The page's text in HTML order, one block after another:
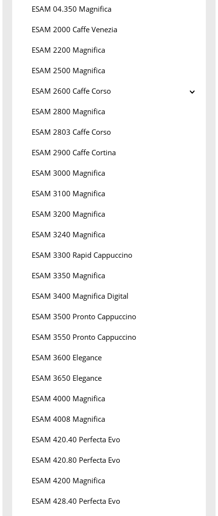
ESAM 04.350 Magnifica
ESAM 2000 Caffe Venezia
ESAM 2200 Magnifica
ESAM 2500 Magnifica
ESAM 2600 Caffe Corso
ESAM 2800 Magnifica
ESAM 2803 Caffe Corso
ESAM 2900 Caffe Cortina
ESAM 3000 Magnifica
ESAM 3100 Magnifica
ESAM 3200 Magnifica
ESAM 3240 Magnifica
ESAM 3300 Rapid Cappuccino
ESAM 3350 Magnifica
ESAM 3400 Magnifica Digital
ESAM 3500 Pronto Cappuccino
ESAM 3550 Pronto Cappuccino
ESAM 3600 Elegance
ESAM 3650 Elegance
ESAM 4000 Magnifica
ESAM 4008 Magnifica
ESAM 420.40 Perfecta Evo
ESAM 420.80 Perfecta Evo
ESAM 4200 Magnifica
ESAM 428.40 Perfecta Evo